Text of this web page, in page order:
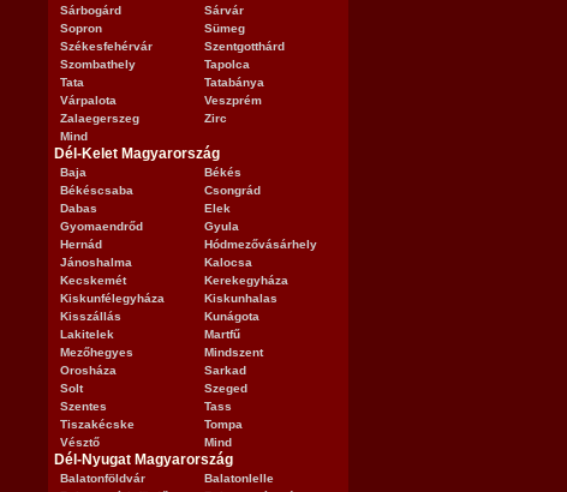
Sárbogárd
Sárvár
Sopron
Sümeg
Székesfehérvár
Szentgotthárd
Szombathely
Tapolca
Tata
Tatabánya
Várpalota
Veszprém
Zalaegerszeg
Zirc
Mind
Dél-Kelet Magyarország
Baja
Békés
Békéscsaba
Csongrád
Dabas
Elek
Gyomaendrőd
Gyula
Hernád
Hódmezővásárhely
Jánoshalma
Kalocsa
Kecskemét
Kerekegyháza
Kiskunfélegyháza
Kiskunhalas
Kisszállás
Kunágota
Lakitelek
Martfű
Mezőhegyes
Mindszent
Orosháza
Sarkad
Solt
Szeged
Szentes
Tass
Tiszakécske
Tompa
Vésztő
Mind
Dél-Nyugat Magyarország
Balatonföldvár
Balatonlelle